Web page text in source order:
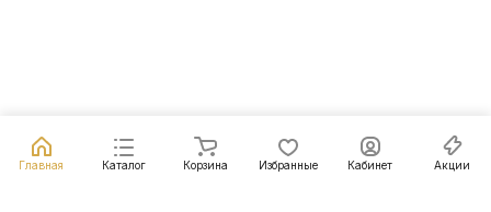
Главная Каталог Корзина Избранные Кабинет Акции